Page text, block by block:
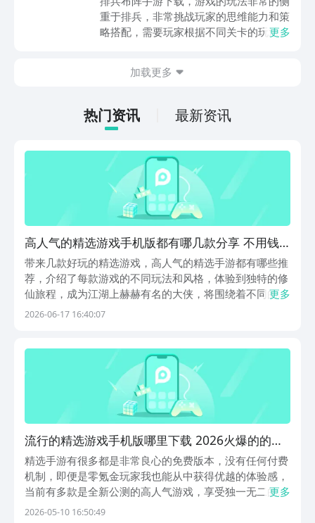
下游戏的主要乐趣吧。
重于排兵，非常挑战玩家的思维能力和策
略搭配，需要玩家根据不同关卡的玩法设
一种士兵都有自己独特的技能，及运用的
急切的想要连接，现在，就和小编一起来
阅览一下吧！
更多
加载更多
热门资讯 最新资讯
高人气的精选游戏手机版都有哪几款分享 不用钱
玩的精选手游安卓下载2026
带来几款好玩的精选游戏，高人气的精选手游都有哪些推
荐，介绍了每款游戏的不同玩法和风格，体验到独特的修
仙旅程，成为江湖上赫赫有名的大侠，将围绕着不同的主
题展开游戏，都是最新上线的游戏作品，上线能够领取到
条...
更多
2026-06-17 16:40:07
流行的精选游戏手机版哪里下载 2026火爆的的精
选手游排名
精选手游有很多都是非常良心的免费版本，没有任何付费
机制，即便是零氪金玩家我也能从中获得优越的体验感，
当前有多款是全新公测的高人气游戏，享受独一无二的欢
乐体验，感兴趣的玩家跟随小编共同了解下方内容，并到
更多
2026-05-10 16:50:49